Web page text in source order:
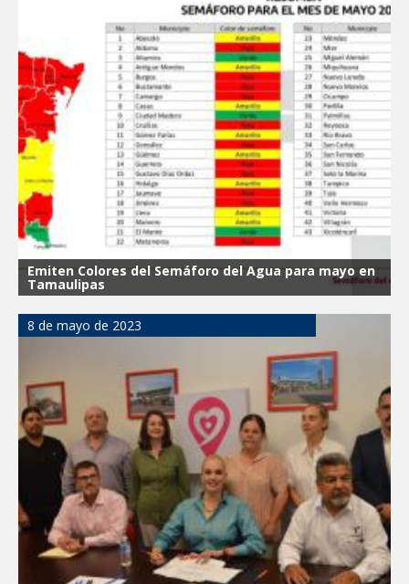
Emiten Colores del Semáforo del Agua para mayo en
Tamaulipas
8 de mayo de 2023